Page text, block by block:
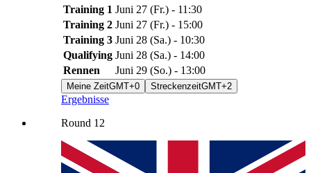
Training 1 Juni 27 (Fr.) - 11:30
Training 2 Juni 27 (Fr.) - 15:00
Training 3 Juni 28 (Sa.) - 10:30
Qualifying Juni 28 (Sa.) - 14:00
Rennen
Juni 29 (So.) - 13:00
Meine ZeitGMT+0 StreckenzeitGMT+2
Ergebnisse
Round 12